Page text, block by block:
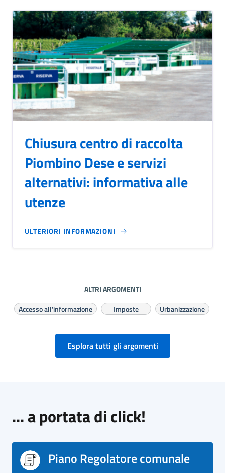
Chiusura centro di raccolta
Piombino Dese e servizi
alternativi: informativa alle
utenze
ULTERIORI INFORMAZIONI
ALTRI ARGOMENTI
Accesso all'informazione
Imposte Urbanizzazione
Esplora tutti gli argomenti
... a portata di click!
Piano Regolatore comunale